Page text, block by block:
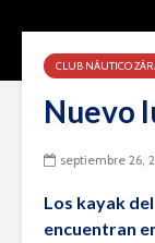
CLUB NÁUTICO
Nuevo
septiembre 26,
Los kayak
encuentran